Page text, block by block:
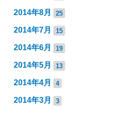
2014年8月 25
2014年7月 15
2014年6月 19
2014年5月 13
2014年4月 4
2014年3月 3